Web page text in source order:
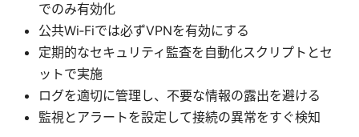
でのみ有効化
公共Wi‑Fiでは必ずVPNを有効にする
定期的なセキュリティ監査を自動化スクリプトとセ
ットで実施
ログを適切に管理し、不要な情報の露出を避ける
監視とアラートを設定して接続の異常をすぐ検知